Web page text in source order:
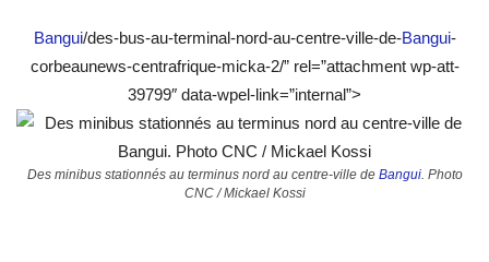
Bangui/des-bus-au-terminal-nord-au-centre-ville-de-Bangui-
corbeaunews-centrafrique-micka-2/” rel=”attachment wp-att-
39799″ data-wpel-link=”internal”>
Des minibus stationnés au terminus nord au centre-ville de Bangui. Photo
CNC / Mickael Kossi